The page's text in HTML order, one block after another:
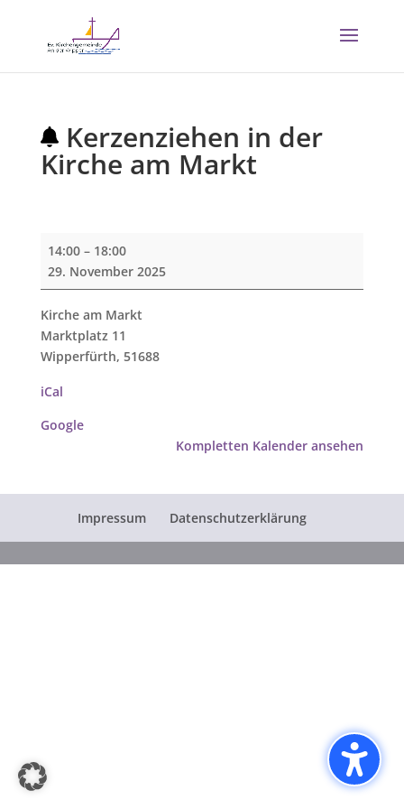
Kerzenziehen in der
Kirche am Markt
Kerzenziehen
in
am
Markt
14:00 – 18:00
29. November 2025
Kirche am Markt
Marktplatz 11
Wipperfürth, 51688
iCal
Google
Kompletten Kalender ansehen
Impressum Datenschutzerklärung